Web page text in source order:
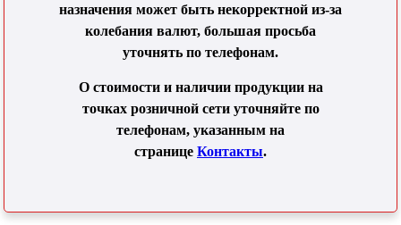
назначения может быть некорректной из-за
колебания валют, большая просьба
уточнять по телефонам.
О стоимости и наличии продукции на
точках розничной сети уточняйте по
телефонам, указанным на
странице Контакты.